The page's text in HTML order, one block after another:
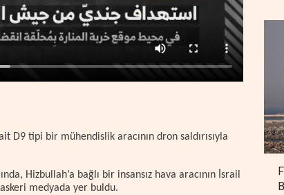
D9 tipi bir mühendislik aracının dron saldırısıyla
Hizbullah’a bağlı bir insansız hava aracının İsrail
medyada yer buldu.